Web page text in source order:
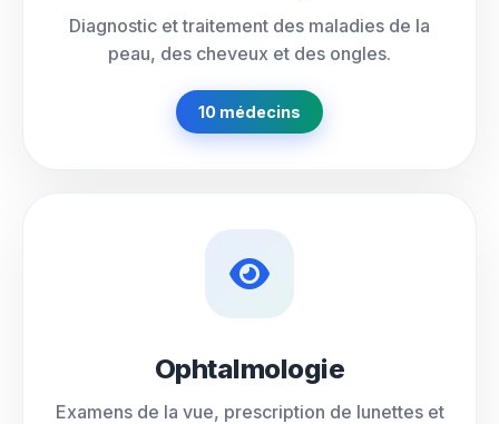
Diagnostic et traitement des maladies de la
peau, des cheveux et des ongles.
10 médecins
Ophtalmologie
Examens de la vue, prescription de lunettes et